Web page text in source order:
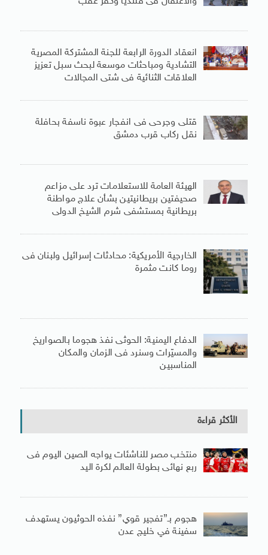
انعقاد الدورة الرابعة للجنة المشتركة المصرية
التشادية ومباحثات موسعة لبحث سبل تعزيز
العلاقات الثنائية فى شتى المجالات
قتلى وجرحى فى انفجار عبوة ناسفة بحافلة
نقل ركاب قرب دمشق
الهيئة العامة للاستعلامات ترد على مزاعم
صحيفتين بريطانيتين بشأن علاج مواطنة
بريطانية بمستشفى شرم الشيخ الدولى
الخارجية الأمريكية: محادثات إسرائيل ولبنان فى
روما كانت مثمرة
الدفاع اليمنية: الحوثى نفذ هجوما بالصواريخ
والمسيّرات وسنرد فى الزمان والمكان
المناسبين
الأكثر قراءة
منتخب مصر للناشئات يواجه الصين اليوم فى
ربع نهائى بطولة العالم لكرة اليد
هجوم بـ”تفجير قوي” نفذه الحوثيون يستهدف
سفينة في خليج عدن